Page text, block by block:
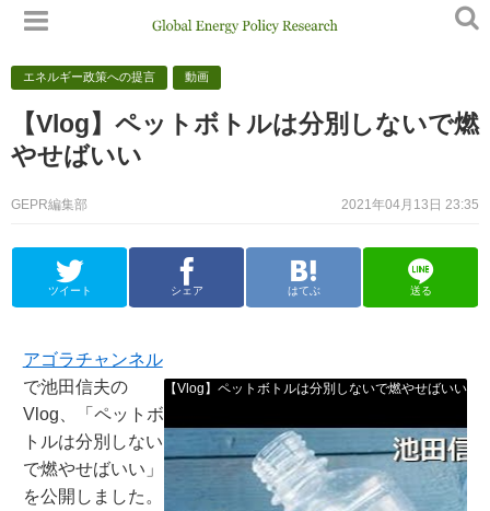
エネルギー政策への提言 動画
【Vlog】ペットボトルは分別しないで燃
やせばいい
2021年04月13日 23:35
GEPR編集部
ツイート シェア はてぶ 送る
【Vlog】ペットボトルは分別しないで燃やせばいい
アゴラチャンネル
で池田信夫の
Vlog、「ペットボ
トルは分別しない
で燃やせばいい」
を公開しました。